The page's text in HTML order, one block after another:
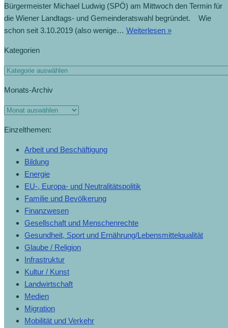
Bürgermeister Michael Ludwig (SPÖ) am Mittwoch den Termin für
die Wiener Landtags- und Gemeinderatswahl begründet. Wie
schon seit 3.10.2019 (also wenige… Weiterlesen »
Kategorien
Monats-Archiv
Einzelthemen:
Arbeit und Beschäftigung
Bildung
Energie
EU-, Europa- und Neutralitätspolitik
Familie und Bevölkerung
Finanzwesen
Gesellschaft und Menschenrechte
Gesundheit, Sport und Ernährung/Lebensmittelqualität
Glaube / Religion
Infrastruktur
Kultur / Kunst
Landwirtschaft
Medien
Migration
Mobilität und Verkehr